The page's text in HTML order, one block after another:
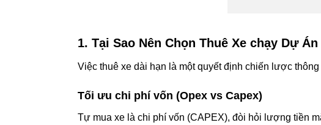
1. Tại Sao Nên Chọn Thuê Xe chạy Dự
Việc thuê xe dài hạn là một quyết định chiến lược
Tối ưu chi phí vốn (Opex vs Capex)
Tự mua xe là chi phí vốn (CAPEX), đòi hỏi lượng tiền